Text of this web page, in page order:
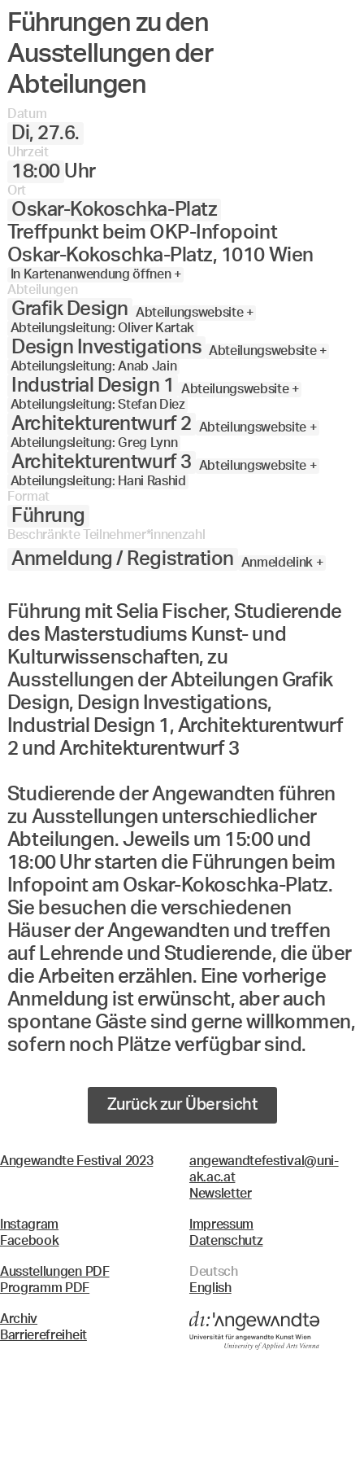
27. 28. 29. 30.Juni
Führungen zu den
Ausstellungen der
Abteilungen
Datum
Di, 27.6.
Uhrzeit
18:00 Uhr
Ort
Oskar-Kokoschka-Platz
Treffpunkt beim OKP-Infopoint
Oskar-Kokoschka-Platz, 1010 Wien
In Kartenanwendung öffnen +
Abteilungen
Grafik Design
Abteilungswebsite +
Abteilungsleitung: Oliver Kartak
Design Investigations Abteilungswebsite +
Abteilungsleitung: Anab Jain
Industrial Design 1
Abteilungswebsite +
Abteilungsleitung: Stefan Diez
Architekturentwurf 2
Abteilungswebsite +
Abteilungsleitung: Greg Lynn
Architekturentwurf 3
Abteilungswebsite +
Abteilungsleitung: Hani Rashid
Format
Führung
Beschränkte Teilnehmer*innenzahl
Anmeldung / Registration Anmeldelink +
Führung mit Selia Fischer, Studierende
des Masterstudiums Kunst- und
Kulturwissenschaften, zu
Ausstellungen der Abteilungen Grafik
Design, Design Investigations,
Industrial Design 1, Architekturentwurf
2 und Architekturentwurf 3
Studierende der Angewandten führen
zu Ausstellungen unterschiedlicher
Abteilungen. Jeweils um 15:00 und
18:00 Uhr starten die Führungen beim
Infopoint am Oskar-Kokoschka-Platz.
Sie besuchen die verschiedenen
Häuser der Angewandten und treffen
auf Lehrende und Studierende, die über
die Arbeiten erzählen. Eine vorherige
Anmeldung ist erwünscht, aber auch
spontane Gäste sind gerne willkommen,
sofern noch Plätze verfügbar sind.
Zurück zur Übersicht
Angewandte Festival 2023
angewandtefestival@uni-
ak.ac.at
Newsletter
Instagram
Facebook
Impressum
Datenschutz
Ausstellungen PDF
Programm PDF
Deutsch
English
Archiv
Barrierefreiheit